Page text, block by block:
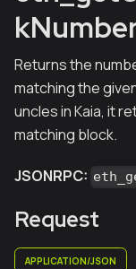
Returns the
matching the
uncles in Kaia, it
matching block.
JSONRPC:
Request
APPLICATION/JSON